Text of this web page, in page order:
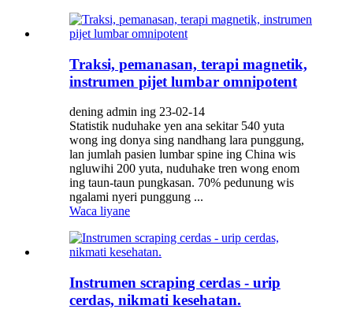
Traksi, pemanasan, terapi magnetik,
instrumen pijet lumbar omnipotent
dening admin ing 23-02-14
Statistik nuduhake yen ana sekitar 540 yuta
wong ing donya sing nandhang lara punggung,
lan jumlah pasien lumbar spine ing China wis
ngluwihi 200 yuta, nuduhake tren wong enom
ing taun-taun pungkasan. 70% pedunung wis
ngalami nyeri punggung ...
Waca liyane
Instrumen scraping cerdas - urip
cerdas, nikmati kesehatan.